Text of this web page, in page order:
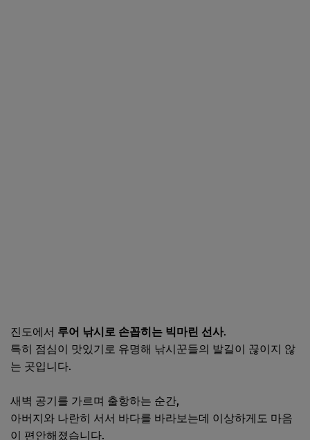
진도에서 루어 낚시로 손꼽히는 빅마린 선사.
특히 점심이 맛있기로 유명해 낚시꾼들의 발길이 끊이지 않
는 곳입니다.
새벽 공기를 가르며 출항하는 순간,
아버지와 나란히 서서 바다를 바라보는데 이상하게도 마음
이 편안해졌습니다.